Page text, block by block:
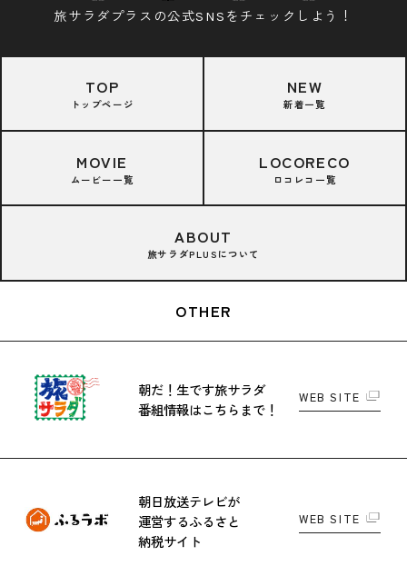
旅サラダプラスの公式SNSをチェックしよう！
TOP
トップページ
NEW
新着一覧
MOVIE
ムービー一覧
LOCORECO
ロコレコ一覧
ABOUT
旅サラダPLUSについて
OTHER
朝だ！生です旅サラダ
番組情報はこちらまで！
WEB SITE
朝日放送テレビが
運営するふるさと
納税サイト
WEB SITE